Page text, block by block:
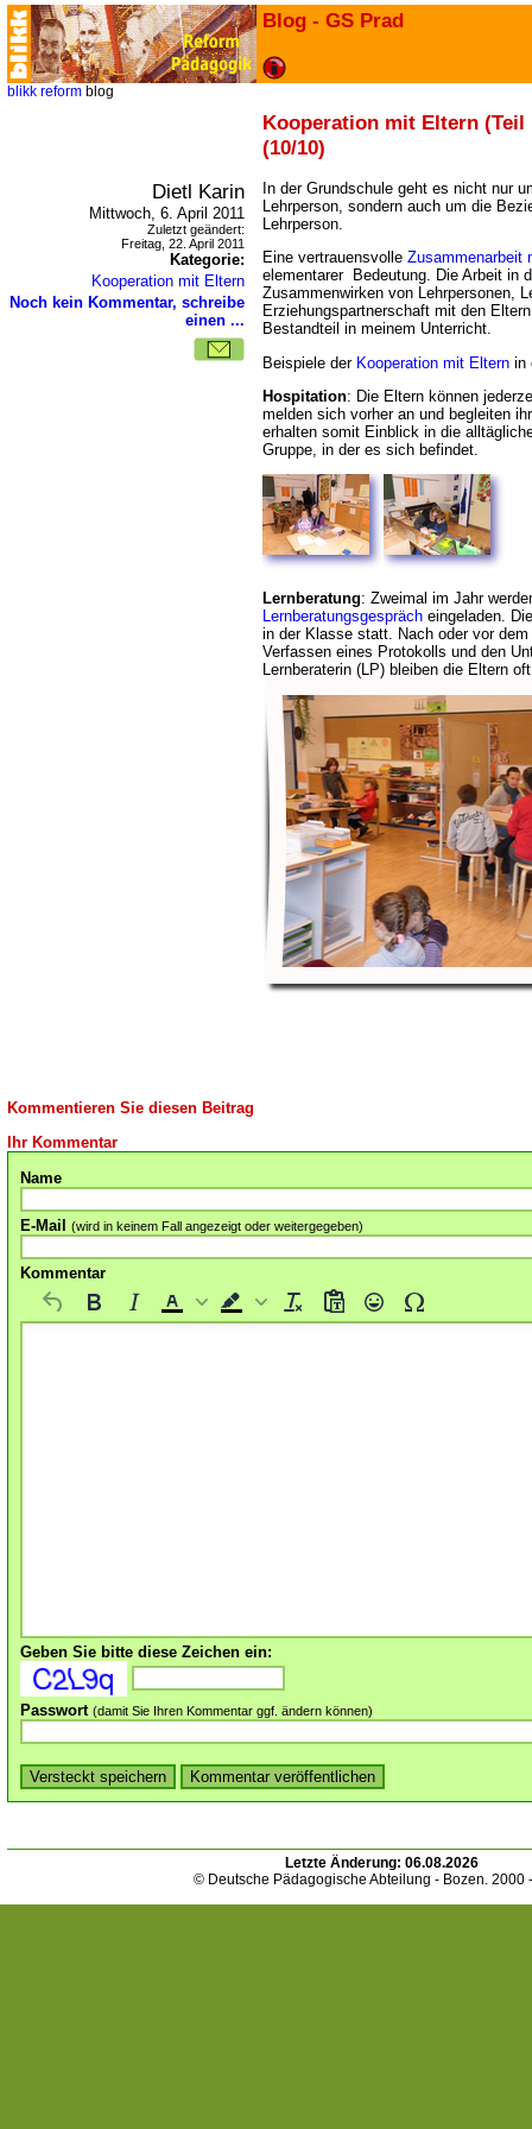
Blog - GS Prad
blikk reform blog
Kooperation mit Eltern (Teil
(10/10)
Dietl Karin
Mittwoch, 6. April 2011
Zuletzt geändert:
Freitag, 22. April 2011
Kategorie:
Kooperation mit Eltern
Noch kein Kommentar, schreibe
einen ...
In der Grundschule geht es nicht nur
Lehrperson, sondern auch um die
Lehrperson.
Eine vertrauensvolle Zusammenarbeit
elementarer Bedeutung. Die Arbeit in
Zusammenwirken von Lehrpersonen,
Erziehungspartnerschaft mit den
Bestandteil in meinem Unterricht.
Beispiele der Kooperation mit Eltern in
Hospitation: Die Eltern können
melden sich vorher an und begleiten
erhalten somit Einblick in die
Gruppe, in der es sich befindet.
Lernberatung: Zweimal im Jahr
Lernberatungsgespräch eingeladen.
in der Klasse statt. Nach oder vor
Verfassen eines Protokolls und den
Lernberaterin (LP) bleiben die Eltern
Kommentieren Sie diesen Beitrag
Ihr Kommentar
Name
E-Mail (wird in keinem Fall angezeigt oder weitergegeben)
Kommentar
Geben Sie bitte diese Zeichen ein:
Passwort (damit Sie Ihren Kommentar ggf. ändern können)
Letzte Änderung: 06.08.2026
© Deutsche Pädagogische Abteilung - Bozen. 2000